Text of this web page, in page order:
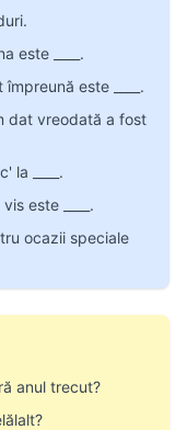
este ____.
este ____.
dat vreodată a fost
la ____.
este ____.
ocazii speciale
anul trecut?